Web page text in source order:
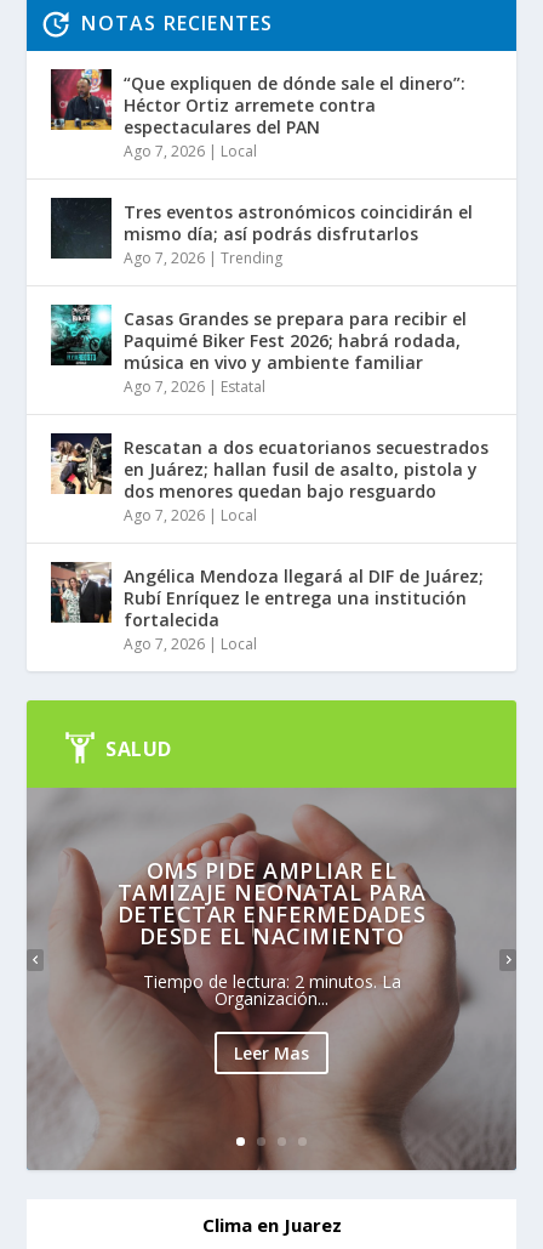
NOTAS RECIENTES
“Que expliquen de dónde sale el dinero”:
Héctor Ortiz arremete contra
espectaculares del PAN
Ago 7, 2026 | Local
Tres eventos astronómicos coincidirán el
mismo día; así podrás disfrutarlos
Ago 7, 2026 |Trending
Casas Grandes se prepara para recibir el
Paquimé Biker Fest 2026; habrá rodada,
música en vivo y ambiente familiar
Ago 7, 2026 | Estatal
Rescatan a dos ecuatorianos secuestrados
en Juárez; hallan fusil de asalto, pistola y
dos menores quedan bajo resguardo
Ago 7, 2026 | Local
Angélica Mendoza llegará al DIF de Juárez;
Rubí Enríquez le entrega una institución
fortalecida
Ago 7, 2026 | Local
SALUD
OMS PIDE AMPLIAR EL
TAMIZAJE NEONATAL PARA
DETECTAR ENFERMEDADES
DESDE EL NACIMIENTO
Tiempo de lectura: 2 minutos. La
Organización...
Leer Mas
Clima en Juarez